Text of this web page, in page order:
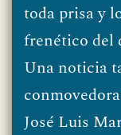
toda prisa y
frenético del
Una noticia
José Luis